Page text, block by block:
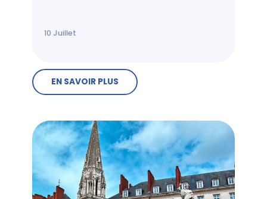
10 Juillet
EN SAVOIR PLUS